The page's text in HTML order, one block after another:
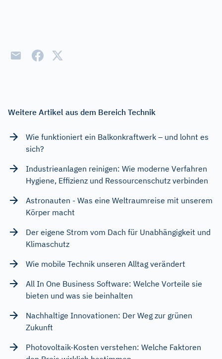
Weitere Artikel aus dem Bereich Technik
Wie funktioniert ein Balkonkraftwerk – und lohnt es
sich?
Industrieanlagen reinigen: Wie moderne Verfahren
Hygiene, Effizienz und Ressourcenschutz verbinden
Astronauten - Was eine Weltraumreise mit unserem
Körper macht
Der eigene Strom vom Dach für Unabhängigkeit und
Klimaschutz
Wie mobile Technik unseren Alltag verändert
All In One Business Software: Welche Vorteile sie
bieten und was sie beinhalten
Nachhaltige Innovationen: Der Weg zur grünen
Zukunft
Photovoltaik-Kosten verstehen: Welche Faktoren